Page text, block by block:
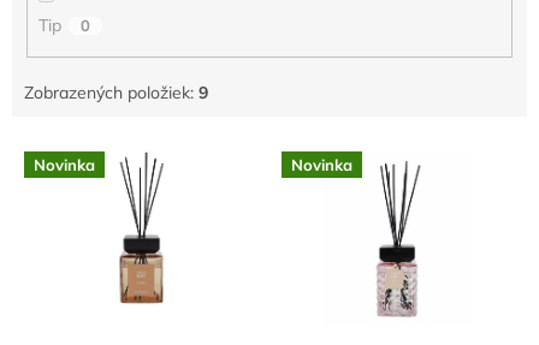
Tip 0
Zobrazených položiek: 9
V Novinka Novinka